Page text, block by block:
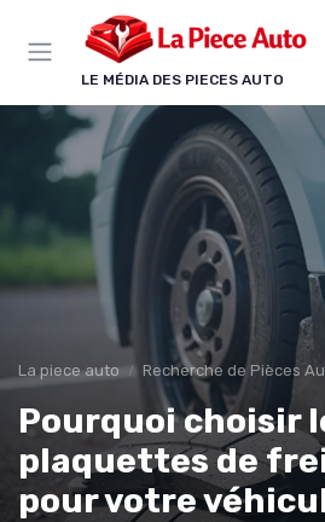
LE MÉDIA DES PIECES AUTO
La piece auto Recherche de Pièces
Pourquoi choisir
plaquettes de
pour votre
Panneau de gestion des cookies